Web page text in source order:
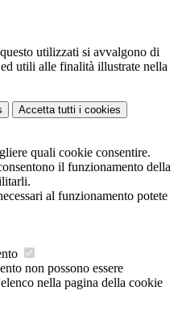
utilizzati si avvalgono di
utili alle finalità illustrate nella
Accetta tutti i cookies
quali cookie consentire.
il funzionamento della
al funzionamento potete
non possono essere
nella pagina della cookie